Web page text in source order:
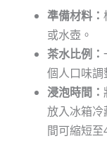
準備材料：
或水壺。
茶水比例：
個人口味調
浸泡時間：
放入冰箱
間可縮短至